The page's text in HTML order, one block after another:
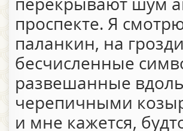
проспекте. Я
паланкин, на
бесчисленные
развешанные
черепичными
и мне кажется,